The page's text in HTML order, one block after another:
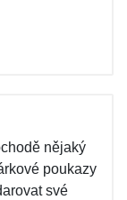
nějaký
poukazy
své